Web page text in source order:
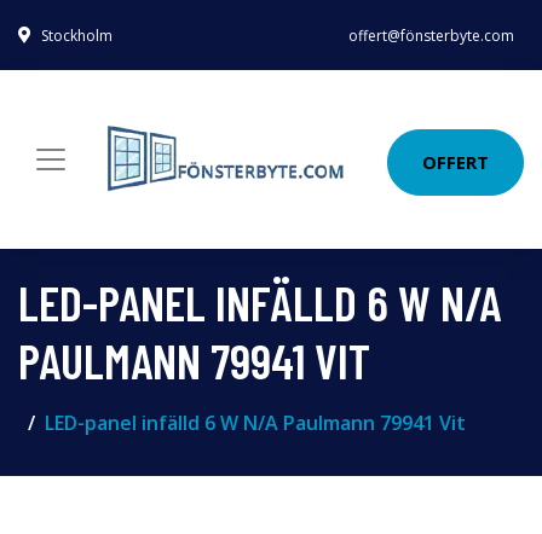
Stockholm offert@fönsterbyte.com
OFFERT
LED-PANEL INFÄLLD 6 W N/A
PAULMANN 79941 VIT
LED-panel infälld 6 W N/A Paulmann 79941 Vit